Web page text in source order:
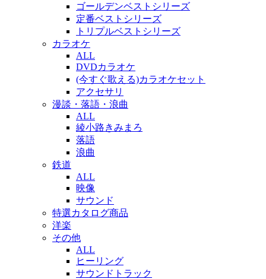
ゴールデンベストシリーズ
定番ベストシリーズ
トリプルベストシリーズ
カラオケ
ALL
DVDカラオケ
(今すぐ歌える)カラオケセット
アクセサリ
漫談・落語・浪曲
ALL
綾小路きみまろ
落語
浪曲
鉄道
ALL
映像
サウンド
特選カタログ商品
洋楽
その他
ALL
ヒーリング
サウンドトラック